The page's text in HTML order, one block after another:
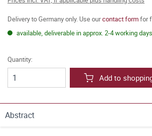
Delivery to Germany only. Use ourcontact formfor
available, deliverable in approx. 2-4 working days
Quantity:
Add to
Abstract